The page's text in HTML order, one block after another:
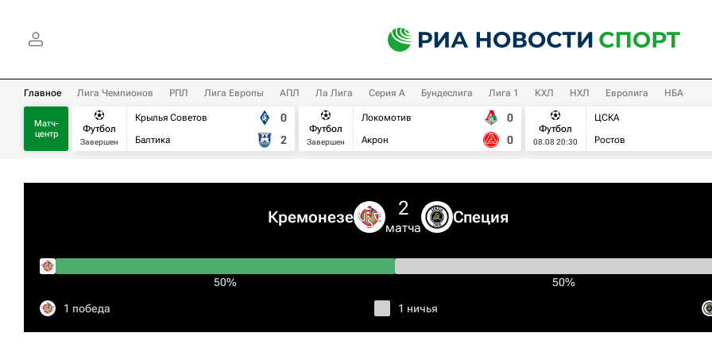
Главное Лига Чемпионов РПЛ Лига Европы АПЛ Ла Лига Серия А Бундеслига Лига 1 КХЛ НХЛ Евролига НБА
Матч-
центр
Футбол
Завершен
Крылья Советов
Балтика
0
2
Футбол
Завершен
Локомотив
Акрон
0
0
Футбол
08.08 20:30
ЦСКА
Ростов
Кремонезе 2
матча
Специя
50% 50%
1 победа 1 ничья